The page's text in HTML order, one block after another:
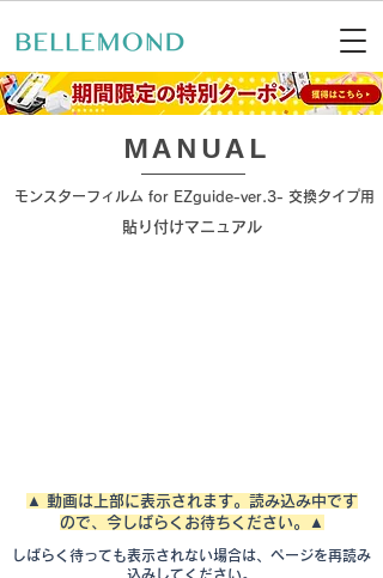
​MANUAL
モンスターフィルム for EZguide-ver.3- 交換タイプ用
​貼り付けマニュアル
▲ 動画は上部に表示されます。読み込み中です
ので、今しばらくお待ちください。▲
しばらく待っても表示されない場合は、ページを再読み
込みしてください。